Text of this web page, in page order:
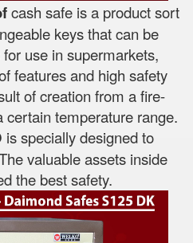
cash safe is a product sort
keys that can be
use in supermarkets,
features and high safety
of creation from a fire-
certain temperature range.
is specially designed to
valuable assets inside
the best safety.